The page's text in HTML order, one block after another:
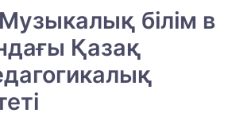
білім в
Қазақ